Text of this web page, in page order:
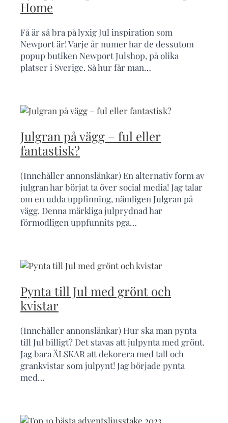
Home
Få är så bra på lyxig Jul inspiration som
Newport är! Varje år numer har de dessutom
popup butiken Newport Julshop, på olika
platser i Sverige. Så hur får man…
Julgran på vägg – ful eller
fantastisk?
(Innehåller annonslänkar) En alternativ form av
julgran har börjat ta över social media! Jag talar
om en udda uppfinning, nämligen Julgran på
vägg. Denna märkliga julprydnad har
förmodligen uppfunnits pga…
Pynta till Jul med grönt och
kvistar
(Innehåller annonslänkar) Hur ska man pynta
till Jul billigt? Det stavas att julpynta med grönt.
Jag bara ÄLSKAR att dekorera med tall och
grankvistar som julpynt! Jag började pynta
med…